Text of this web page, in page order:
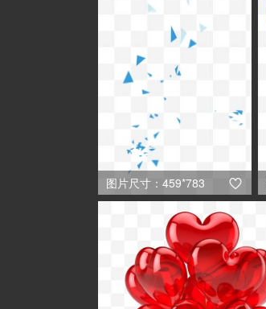
图片尺寸：459*783 